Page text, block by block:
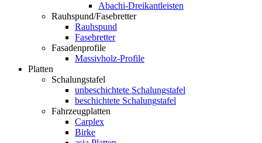
Abachi-Dreikantleisten
Rauhspund/Fasebretter
Rauhspund
Fasebretter
Fasadenprofile
Massivholz-Profile
Platten
Schalungstafel
unbeschichtete Schalungstafel
beschichtete Schalungstafel
Fahrzeugplatten
Carplex
Birke